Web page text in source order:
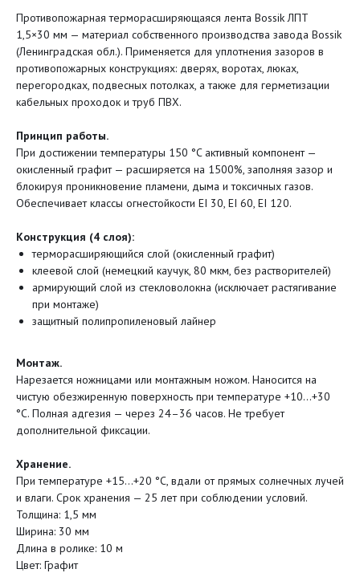
Противопожарная терморасширяющаяся лента Bossik ЛПТ
1,5×30 мм — материал собственного производства завода Bossik
(Ленинградская обл.). Применяется для уплотнения зазоров в
противопожарных конструкциях: дверях, воротах, люках,
перегородках, подвесных потолках, а также для герметизации
кабельных проходок и труб ПВХ.
Принцип работы.
При достижении температуры 150 °C активный компонент —
окисленный графит — расширяется на 1500%, заполняя зазор и
блокируя проникновение пламени, дыма и токсичных газов.
Обеспечивает классы огнестойкости EI 30, EI 60, EI 120.
Конструкция (4 слоя):
терморасширяющийся слой (окисленный графит)
клеевой слой (немецкий каучук, 80 мкм, без растворителей)
армирующий слой из стекловолокна (исключает растягивание
при монтаже)
защитный полипропиленовый лайнер
Монтаж.
Нарезается ножницами или монтажным ножом. Наносится на
чистую обезжиренную поверхность при температуре +10…+30
°C. Полная адгезия — через 24–36 часов. Не требует
дополнительной фиксации.
Хранение.
При температуре +15…+20 °C, вдали от прямых солнечных лучей
и влаги. Срок хранения — 25 лет при соблюдении условий.
Толщина: 1,5 мм
Ширина: 30 мм
Длина в ролике: 10 м
Цвет: Графит